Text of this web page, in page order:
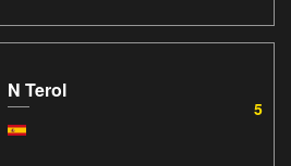
N Terol
5